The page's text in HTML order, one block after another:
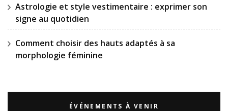
Astrologie et style vestimentaire : exprimer son
signe au quotidien
Comment choisir des hauts adaptés à sa
morphologie féminine
ÉVÉNEMENTS À VENIR